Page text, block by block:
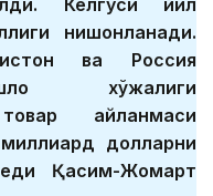
нишонланади.
ва Россия
хўжалиги
айланмаси
долларни
Қасим-Жомарт